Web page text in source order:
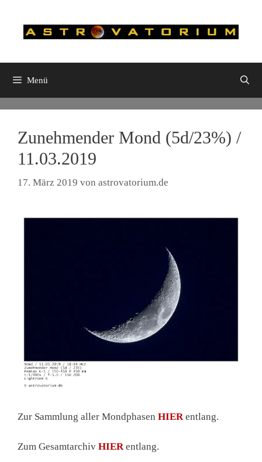
springen
Menü
Zunehmender Mond (5d/23%) /
11.03.2019
17. März 2019 von astrovatorium.de
Zur Sammlung aller Mondphasen HIERentlang.
Zum Gesamtarchiv HIER entlang.